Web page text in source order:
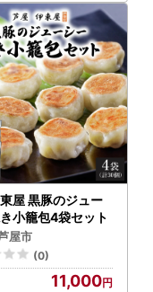
屋 黒豚のジュー
小籠包4袋セット
屋市
(0)
11,000